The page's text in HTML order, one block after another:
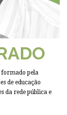
formado pela
de educação
da rede pública e